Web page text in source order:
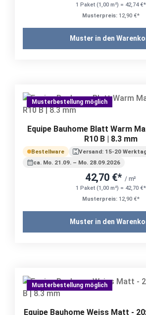
1 Paket (1,00 m²) = 42,74 €*
Musterpreis: 12,90 €*
Muster in den
Musterbestellung möglich
Equipe Bauhome Blatt Warm
R10 B | 8.3 mm
Bestellware
Versand: 15-20
ca. Mo. 21.09. – Mo. 28.09.2026
42,70 €* / m²
1 Paket (1,00 m²) = 42,70 €*
Musterpreis: 12,90 €*
Muster in den
Musterbestellung möglich
Equipe Bauhome Weiss Matt -